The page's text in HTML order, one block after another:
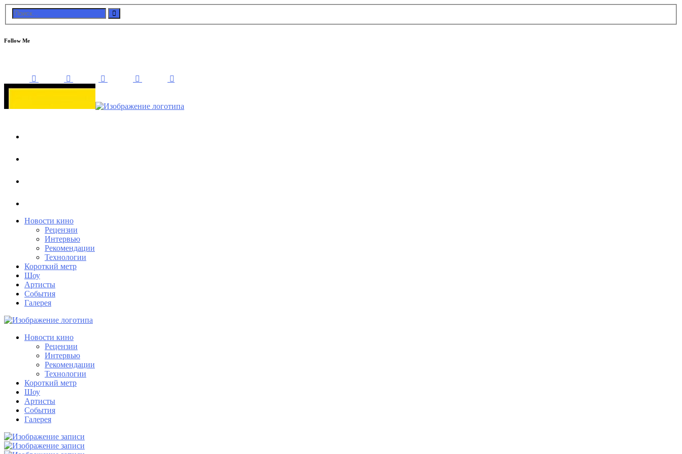
Follow Me
Новости кино
Рецензии
Интервью
Рекомендации
Технологии
Короткий метр
Шоу
Артисты
События
Галерея
Новости кино
Рецензии
Интервью
Рекомендации
Технологии
Короткий метр
Шоу
Артисты
События
Галерея